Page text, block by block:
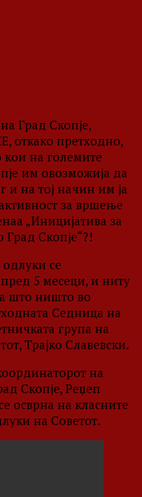
Град Скопје,
откако претходно,
на големите
им овозможија да
и на тој начин им ја
за вршење
„Иницијатива за
Скопје“?!
се
5 месеци, и ниту
што ништо во
Седница на
група на
Трајко Славевски.
на
Скопје, Реџеп
осврна на класните
на Советот.